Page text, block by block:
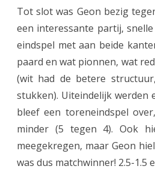
Tot slot was Geon bezig
een interessante partij,
eindspel met aan beide
paard en wat pionnen, wat
(wit had de betere
stukken). Uiteindelijk werden
bleef een toreneindspel
minder (5 tegen 4). Ook
meegekregen, maar Geon
was dus matchwinner! 2.5-1.5